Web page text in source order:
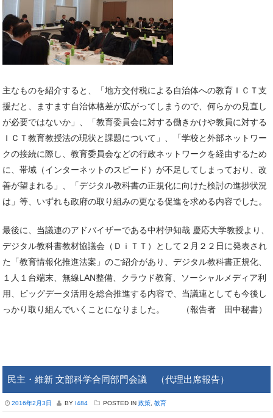
主なものを紹介すると、「地方交付税による自治体への教育ＩＣＴ支
援だと、ますます自治体格差が広がってしまうので、何らかの見直し
が必要ではないか」、「教育委員会に対する働きかけや教員に対する
ＩＣＴ教育教授法の現状と課題について」、「学校と外部ネットワー
クの接続に際し、教育委員会などの行政ネットワークを経由するため
に、帯域（インターネットのスピード）が不足してしまっており、改
善が望まれる」、「デジタル教科書の正規化に向けた検討の進捗状況
は」等、いずれも政府の取り組みの更なる促進を求める内容でした。
最後に、当議連のアドバイザーである中村伊知哉 慶応大学教授より、
デジタル教科書教材協議会（ＤｉＴＴ）として２月２２日に発表され
た「教育情報化推進法案」のご紹介があり、デジタル教科書正規化、
１人１台端末、無線LAN整備、クラウド教育、ソーシャルメディア利
用、ビッグデータ活用を総合推進する内容で、当議連としても今後し
っかり取り組んでいくことになりました。 （報告者 田中秘書）
民主・維新 文部科学合同部門会議 （代理出席報告）
2016年2月3日 BY I484 POSTED IN 政策 教育